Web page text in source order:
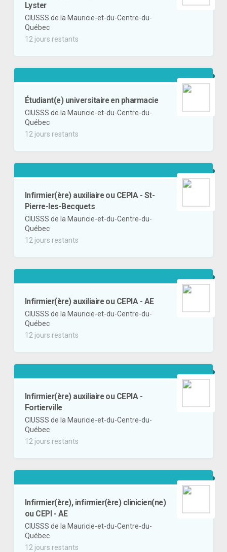
Lyster
CIUSSS de la Mauricie-et-du-Centre-du-
Québec
12 jours restants
Étudiant(e) universitaire en pharmacie
CIUSSS de la Mauricie-et-du-Centre-du-
Québec
12 jours restants
Infirmier(ère) auxiliaire ou CEPIA - St-
Pierre-les-Becquets
CIUSSS de la Mauricie-et-du-Centre-du-
Québec
12 jours restants
Infirmier(ère) auxiliaire ou CEPIA - AE
CIUSSS de la Mauricie-et-du-Centre-du-
Québec
12 jours restants
Infirmier(ère) auxiliaire ou CEPIA -
Fortierville
CIUSSS de la Mauricie-et-du-Centre-du-
Québec
12 jours restants
Infirmier(ère), infirmier(ère) clinicien(ne)
ou CEPI - AE
CIUSSS de la Mauricie-et-du-Centre-du-
Québec
12 jours restants